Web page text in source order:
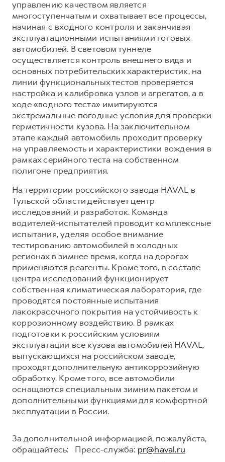
управлению качеством является
многоступенчатым и охватывает все процессы,
начиная с входного контроля и заканчивая
эксплуатационными испытаниями готовых
автомобилей. В световом туннеле
осуществляется контроль внешнего вида и
основных потребительских характеристик, на
линии функциональных тестов проверяется
настройка и калибровка узлов и агрегатов, а в
ходе «водного теста» имитируются
экстремальные погодные условия для проверки
герметичности кузова. На заключительном
этапе каждый автомобиль проходит проверку
на управляемость и характеристики вождения в
рамках серийного теста на собственном
полигоне предприятия.
На территории российского завода HAVAL в
Тульской области действует центр
исследований и разработок. Команда
водителей-испытателей проводит комплексные
испытания, уделяя особое внимание
тестированию автомобилей в холодных
регионах в зимнее время, когда на дорогах
применяются реагенты. Кроме того, в составе
центра исследований функционирует
собственная климатическая лаборатория, где
проводятся постоянные испытания
лакокрасочного покрытия на устойчивость к
коррозионному воздействию. В рамках
подготовки к российским условиям
эксплуатации все кузова автомобилей HAVAL,
выпускающихся на российском заводе,
проходят дополнительную антикоррозийную
обработку. Кроме того, все автомобили
оснащаются специальным зимним пакетом и
дополнительными функциями для комфортной
эксплуатации в России.
За дополнительной информацией, пожалуйста,
обращайтесь: Пресс-служба: pr@haval.ru